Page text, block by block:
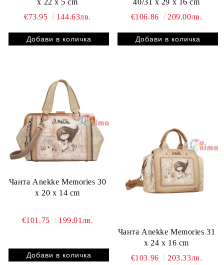
x 22 x 5 cm
€73.95
144.63лв.
40/31 x 29 x 16 cm
€106.86
209.00лв.
Чанта Anekke Memories 30
х 20 х 14 cm
€101.75
199.01лв.
Чанта Anekke Memories 31
x 24 x 16 cm
€103.96
203.33лв.